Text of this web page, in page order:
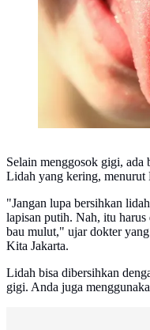
Selain menggosok gigi, ada
Lidah yang kering, menurut
"Jangan lupa bersihkan
lapisan putih. Nah, itu harus
bau mulut," ujar dokter
Kita Jakarta.
Lidah bisa dibersihkan
gigi. Anda juga